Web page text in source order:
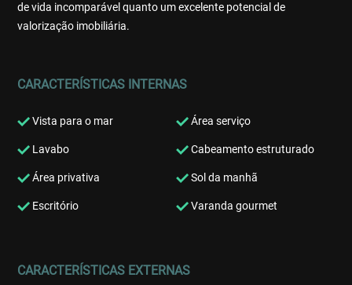
de vida incomparável quanto um excelente potencial de
valorização imobiliária.
CARACTERÍSTICAS INTERNAS
Vista para o mar Área serviço
Lavabo Cabeamento estruturado
Área privativa Sol da manhã
Escritório Varanda gourmet
CARACTERÍSTICAS EXTERNAS